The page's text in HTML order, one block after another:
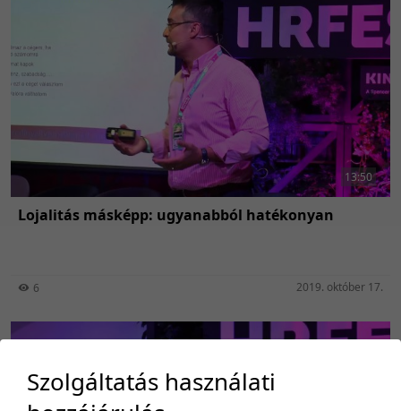
13:50
Lojalitás másképp: ugyanabból hatékonyan
6 2019. október 17.
Szolgáltatás használati